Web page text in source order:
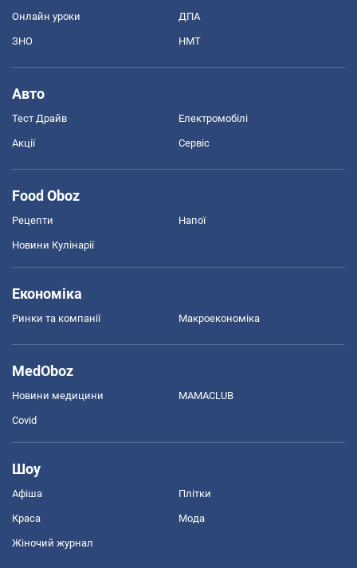
Онлайн уроки ДПА
ЗНО НМТ
Авто
Тест Драйв Електромобілі
Акції Сервіс
Food Oboz
Рецепти Напої
Новини Кулінарії
Економіка
Ринки та компанії Макроекономіка
MedOboz
Новини медицини MAMACLUB
Covid
Шоу
Афіша Плітки
Краса Мода
Жіночий журнал